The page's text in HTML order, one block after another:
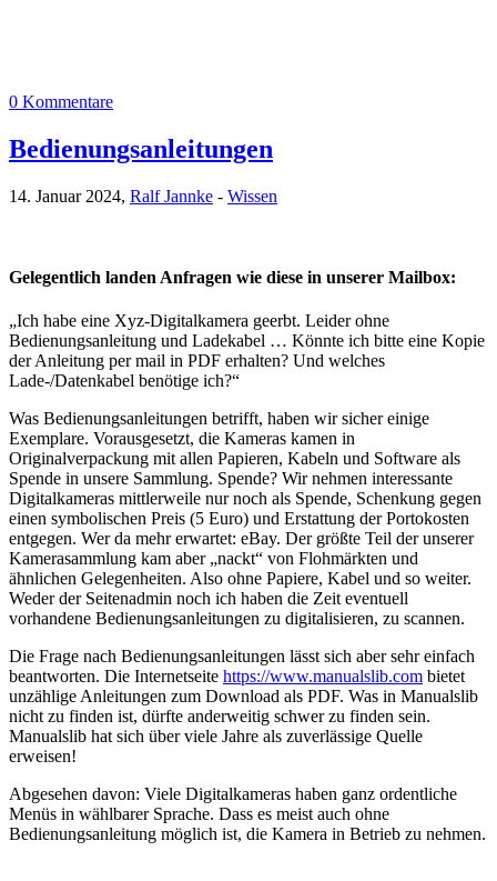
0 Kommentare
Bedienungsanleitungen
14. Januar 2024, Ralf Jannke - Wissen
Gelegentlich landen Anfragen wie diese in unserer Mailbox:
„Ich habe eine Xyz-Digitalkamera geerbt. Leider ohne
Bedienungsanleitung und Ladekabel … Könnte ich bitte eine Kopie
der Anleitung per mail in PDF erhalten? Und welches
Lade-/Datenkabel benötige ich?“
Was Bedienungsanleitungen betrifft, haben wir sicher einige
Exemplare. Vorausgesetzt, die Kameras kamen in
Originalverpackung mit allen Papieren, Kabeln und Software als
Spende in unsere Sammlung. Spende? Wir nehmen interessante
Digitalkameras mittlerweile nur noch als Spende, Schenkung gegen
einen symbolischen Preis (5 Euro) und Erstattung der Portokosten
entgegen. Wer da mehr erwartet: eBay. Der größte Teil der unserer
Kamerasammlung kam aber „nackt“ von Flohmärkten und
ähnlichen Gelegenheiten. Also ohne Papiere, Kabel und so weiter.
Weder der Seitenadmin noch ich haben die Zeit eventuell
vorhandene Bedienungsanleitungen zu digitalisieren, zu scannen.
Die Frage nach Bedienungsanleitungen lässt sich aber sehr einfach
beantworten. Die Internetseite https://www.manualslib.com bietet
unzählige Anleitungen zum Download als PDF. Was in Manualslib
nicht zu finden ist, dürfte anderweitig schwer zu finden sein.
Manualslib hat sich über viele Jahre als zuverlässige Quelle
erweisen!
Abgesehen davon: Viele Digitalkameras haben ganz ordentliche
Menüs in wählbarer Sprache. Dass es meist auch ohne
Bedienungsanleitung möglich ist, die Kamera in Betrieb zu nehmen.